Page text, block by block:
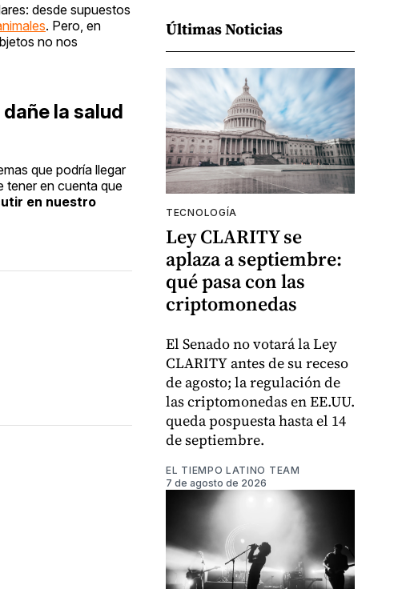
desde supuestos
. Pero, en
no nos
la salud
que podría llegar
tener en cuenta que
en nuestro
Últimas Noticias
TECNOLOGÍA
Ley CLARITY se
aplaza a septiembre:
qué pasa con las
criptomonedas
El Senado no votará la Ley
CLARITY antes de su receso
de agosto; la regulación de
las criptomonedas en EE.UU.
queda pospuesta hasta el 14
de septiembre.
EL TIEMPO LATINO TEAM
7 de agosto de 2026